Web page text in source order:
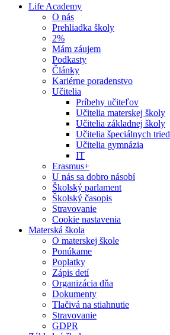
Life Academy
O nás
Prehliadka školy
2%
Mám záujem
Podkasty
Články
Kariérne poradenstvo
Učitelia
Príbehy učiteľov
Učitelia materskej školy
Učitelia základnej školy
Učitelia špeciálnych tried
Učitelia gymnázia
IT
Erasmus+
U nás sa dobro násobí
Školský parlament
Školský časopis
Stravovanie
Cookie nastavenia
Materská škola
O materskej škole
Ponúkame
Poplatky
Zápis detí
Organizácia dňa
Dokumenty
Tlačivá na stiahnutie
Stravovanie
GDPR